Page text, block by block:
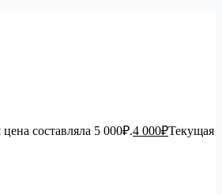
составляла 5 000₽.4 000₽Текущая